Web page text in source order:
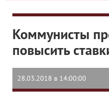
Коммунисты
повысить
28.03.2018 в 14:00:00